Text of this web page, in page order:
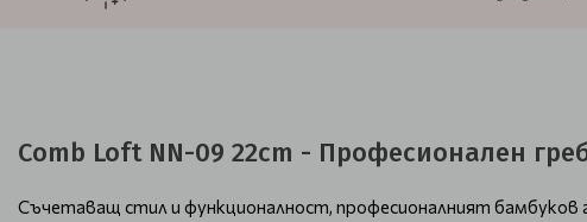
Comb Loft NN-09 22cm - Професионален
Съчетаващ стил и функционалност, професионалният